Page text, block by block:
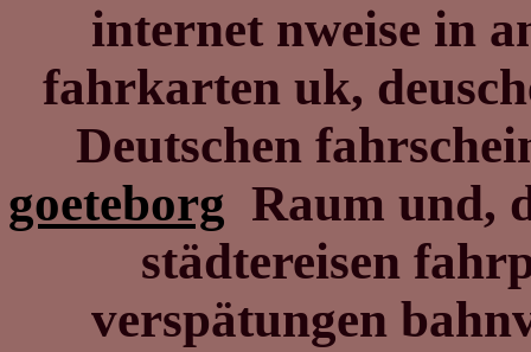
internet nweise in
fahrkarten uk,
Deutschen
goeteborg Raum und,
städtereisen
verspätungen